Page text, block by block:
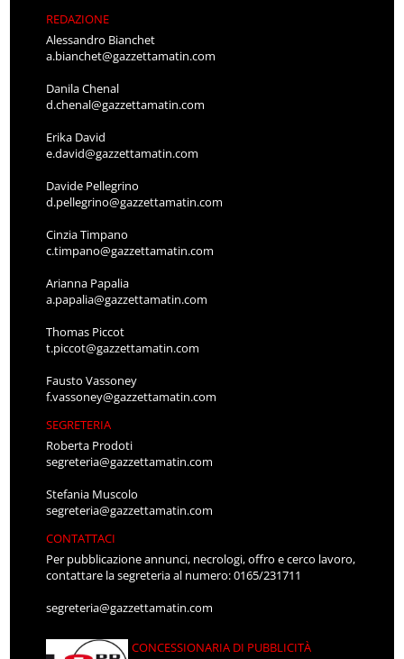
REDAZIONE
Alessandro Bianchet
a.bianchet@gazzettamatin.com
Danila Chenal
d.chenal@gazzettamatin.com
Erika David
e.david@gazzettamatin.com
Davide Pellegrino
d.pellegrino@gazzettamatin.com
Cinzia Timpano
c.timpano@gazzettamatin.com
Arianna Papalia
a.papalia@gazzettamatin.com
Thomas Piccot
t.piccot@gazzettamatin.com
Fausto Vassoney
f.vassoney@gazzettamatin.com
SEGRETERIA
Roberta Prodoti
segreteria@gazzettamatin.com
Stefania Muscolo
segreteria@gazzettamatin.com
CONTATTACI
Per pubblicazione annunci, necrologi, offro e cerco lavoro,
contattare la segreteria al numero: 0165/231711
segreteria@gazzettamatin.com
CONCESSIONARIA DI PUBBLICITÀ